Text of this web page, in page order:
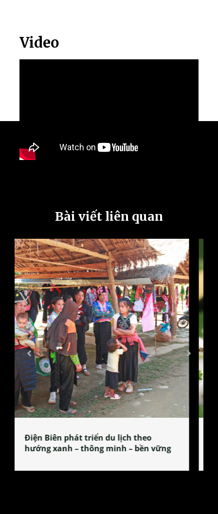
Video
Bài viết liên quan
Làng làm bánh tẻ Phú Nhi – nơi lan
tỏa đặc sản xứ Đoài